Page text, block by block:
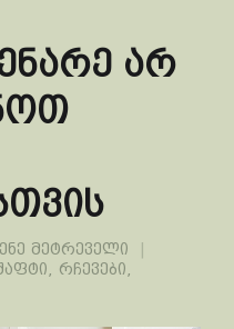
არ
მეტრეველი
რჩევები